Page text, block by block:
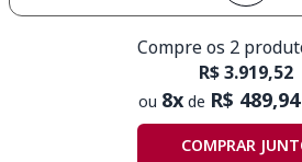
Compre os 2
R$ 3.919,52
ou 8x de R$ 489,94
COMPRAR